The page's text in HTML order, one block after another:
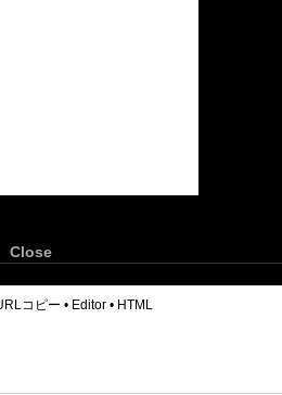
Close
コピー • Editor • HTML